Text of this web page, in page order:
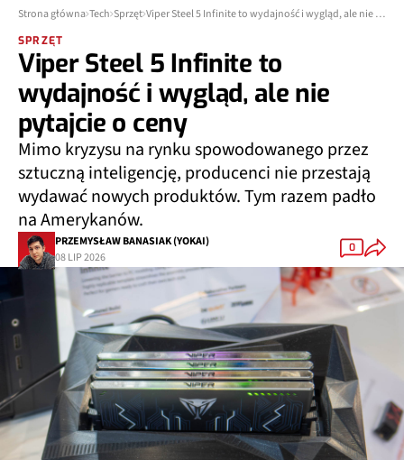
Strona główna Tech Sprzęt Viper Steel 5 Infinite to wydajność i wygląd, ale nie pytajcie o ceny
SPRZĘT
Viper Steel 5 Infinite to
wydajność i wygląd, ale nie
pytajcie o ceny
Mimo kryzysu na rynku spowodowanego przez
sztuczną inteligencję, producenci nie przestają
wydawać nowych produktów. Tym razem padło
na Amerykanów.
PRZEMYSŁAW BANASIAK (YOKAI)
08 LIP 2026
0